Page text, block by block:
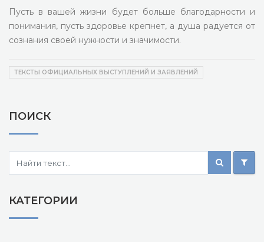
Пусть в вашей жизни будет больше благодарности и
понимания, пусть здоровье крепнет, а душа радуется от
сознания своей нужности и значимости.
ТЕКСТЫ ОФИЦИАЛЬНЫХ ВЫСТУПЛЕНИЙ И ЗАЯВЛЕНИЙ
ПОИСК
КАТЕГОРИИ